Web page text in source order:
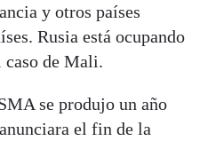
y otros países
Rusia está ocupando
caso de Mali.
se produjo un año
el fin de la